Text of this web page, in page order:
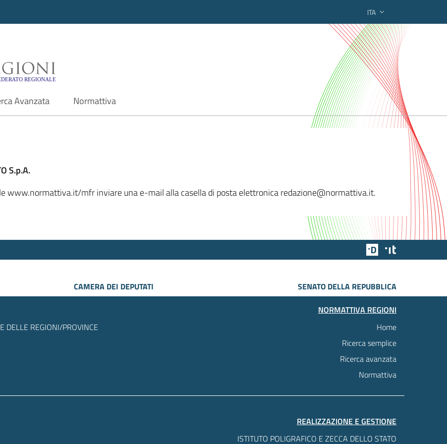
ITA
- Motore di ricerca federato regionale
Avanzata Normattiva
S.p.A.
www.normattiva.it/mfr inviare una e-mail alla casella di posta elettronica redazione@normattiva.it.
Team Digitale
CAMERA DEI DEPUTATI
SENATO DELLA REPUBBLICA
DELLE REGIONI/PROVINCE
NORMATTIVA REGIONI
Home
Ricerca semplice
Ricerca avanzata
Normattiva
REALIZZAZIONE E GESTIONE
ISTITUTO POLIGRAFICO E ZECCA DELLO STATO